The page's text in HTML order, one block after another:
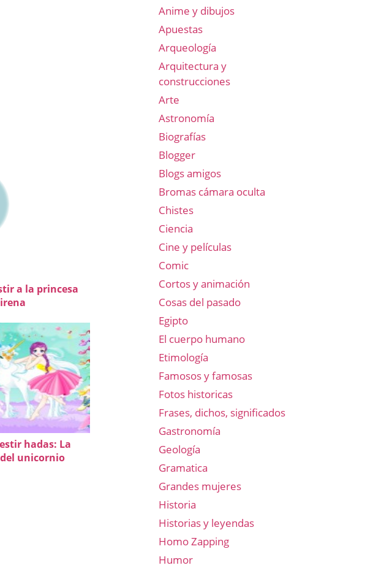
a la princesa
hadas: La
unicornio
Anime y dibujos
Apuestas
Arqueología
Arquitectura y
construcciones
Arte
Astronomía
Biografías
Blogger
Blogs amigos
Bromas cámara oculta
Chistes
Ciencia
Cine y películas
Comic
Cortos y animación
Cosas del pasado
Egipto
El cuerpo humano
Etimología
Famosos y famosas
Fotos historicas
Frases, dichos, significados
Gastronomía
Geología
Gramatica
Grandes mujeres
Historia
Historias y leyendas
Homo Zapping
Humor